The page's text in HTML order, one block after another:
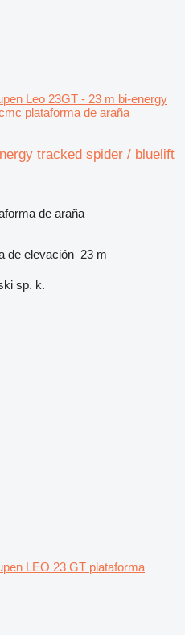
Leo 23GT - 23 m bi-energy
plataforma de araña
tracked spider / bluelift
de araña
de elevación 23 m
sp. k.
LEO 23 GT plataforma